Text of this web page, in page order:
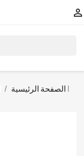

الصفحة الرئيسية